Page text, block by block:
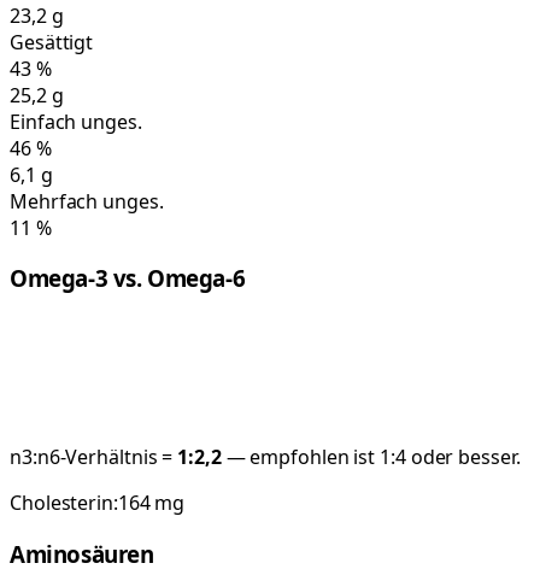
23,2g
Gesättigt
43%
25,2g
Einfach unges.
46%
6,1 g
Mehrfach unges.
11 %
Omega-3 vs. Omega-6
n3:n6-Verhältnis = 1:2,2— empfohlen ist 1:4 oder besser.
Cholesterin:164mg
Aminosäuren